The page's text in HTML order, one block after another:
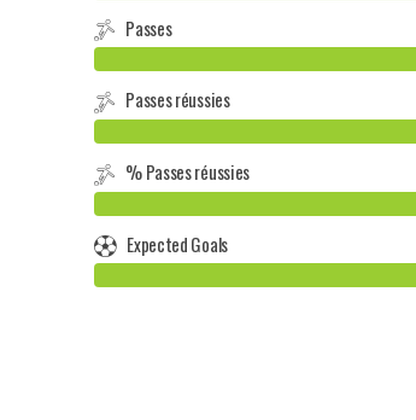
Passes
Passes réussies
% Passes réussies
Expected Goals